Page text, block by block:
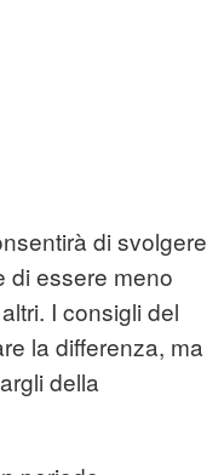
di svolgere
di essere meno
I consigli del
la differenza, ma
della